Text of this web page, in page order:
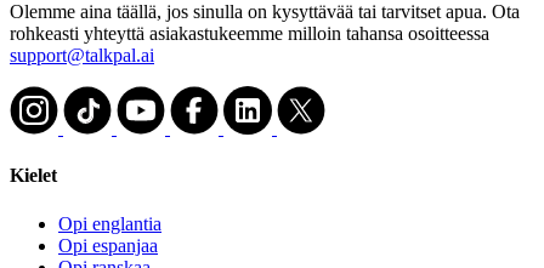
Olemme aina täällä, jos sinulla on kysyttävää tai tarvitset apua. Ota
rohkeasti yhteyttä asiakastukeemme milloin tahansa osoitteessa
support@talkpal.ai
Kielet
Opi englantia
Opi espanjaa